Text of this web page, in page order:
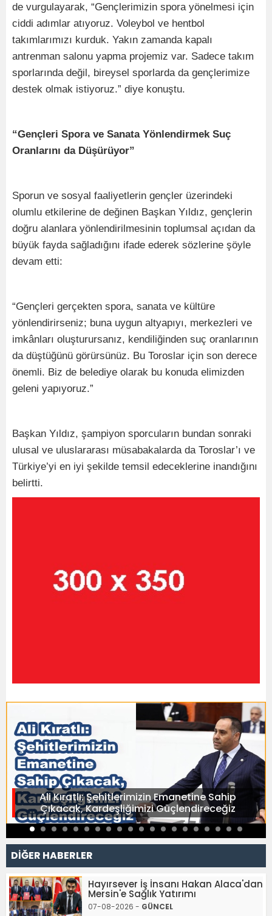
de vurgulayarak, “Gençlerimizin spora yönelmesi için
ciddi adımlar atıyoruz. Voleybol ve hentbol
takımlarımızı kurduk. Yakın zamanda kapalı
antrenman salonu yapma projemiz var. Sadece takım
sporlarında değil, bireysel sporlarda da gençlerimize
destek olmak istiyoruz.” diye konuştu.
“Gençleri Spora ve Sanata Yönlendirmek Suç
Oranlarını da Düşürüyor”
Sporun ve sosyal faaliyetlerin gençler üzerindeki
olumlu etkilerine de değinen Başkan Yıldız, gençlerin
doğru alanlara yönlendirilmesinin toplumsal açıdan da
büyük fayda sağladığını ifade ederek sözlerine şöyle
devam etti:
“Gençleri gerçekten spora, sanata ve kültüre
yönlendirirseniz; buna uygun altyapıyı, merkezleri ve
imkânları oluşturursanız, kendiliğinden suç oranlarının
da düştüğünü görürsünüz. Bu Toroslar için son derece
önemli. Biz de belediye olarak bu konuda elimizden
geleni yapıyoruz.”
Başkan Yıldız, şampiyon sporcuların bundan sonraki
ulusal ve uluslararası müsabakalarda da Toroslar’ı ve
Türkiye’yi en iyi şekilde temsil edeceklerine inandığını
belirtti.
Ali Kıratlı: Şehitlerimizin Emanetine Sahip
Çıkacak, Kardeşliğimizi Güçlendireceğiz
DİĞER HABERLER
Hayırsever İş İnsanı Hakan Alaca'dan
Mersin'e Sağlık Yatırımı
07-08-2026 - GÜNCEL